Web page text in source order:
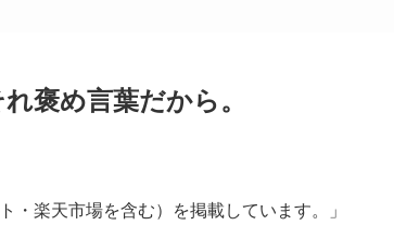
褒め言葉だから。
・楽天市場を含む）を掲載しています。」